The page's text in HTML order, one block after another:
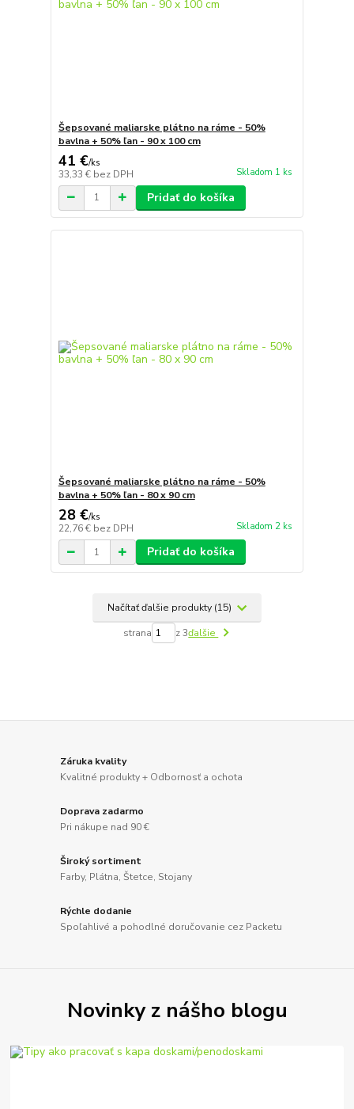
Šepsované maliarske plátno na ráme - 50%
bavlna + 50% ľan - 90 x 100 cm
41 €/ks
33,33 € bez DPH Skladom 1 ks
Pridať do košíka
Šepsované maliarske plátno na ráme - 50%
bavlna + 50% ľan - 80 x 90 cm
28 €/ks
22,76 € bez DPH Skladom 2 ks
Pridať do košíka
Načítať ďalšie produkty (15)
strana z 3ďalšie
Záruka kvality
Kvalitné produkty + Odbornosť a ochota
Doprava zadarmo
Pri nákupe nad 90 €
Široký sortiment
Farby, Plátna, Štetce, Stojany
Rýchle dodanie
Spoľahlivé a pohodlné doručovanie cez Packetu
Novinky z nášho blogu